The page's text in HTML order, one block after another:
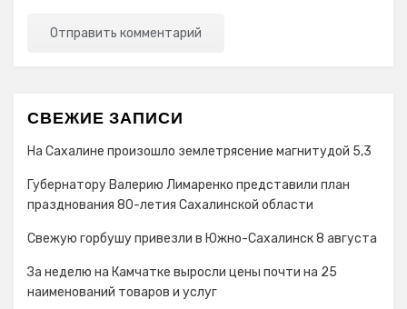
СВЕЖИЕ ЗАПИСИ
На Сахалине произошло землетрясение магнитудой 5,3
Губернатору Валерию Лимаренко представили план
празднования 80-летия Сахалинской области
Свежую горбушу привезли в Южно-Сахалинск 8 августа
За неделю на Камчатке выросли цены почти на 25
наименований товаров и услуг